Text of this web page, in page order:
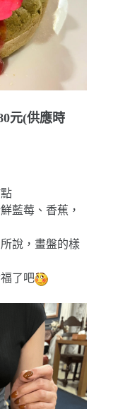
元(供應時
藍莓、香蕉，
說，畫盤的樣
了吧